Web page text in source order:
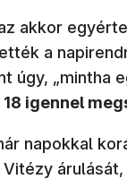
akkor
a
úgy, „mintha
igennel
napokkal